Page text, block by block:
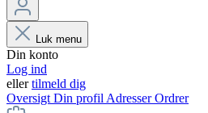
Luk menu
Din konto
Log ind
ellertilmeld dig
Oversigt Din profil AdresserOrdrer